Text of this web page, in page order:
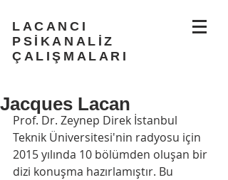
LACANCI
PSİKANALİZ
ÇALIŞMALARI
Jacques Lacan
Prof. Dr. Zeynep Direk İstanbul
Teknik Üniversitesi'nin radyosu için
2015 yılında 10 bölümden oluşan bir
dizi konuşma hazırlamıştır. Bu